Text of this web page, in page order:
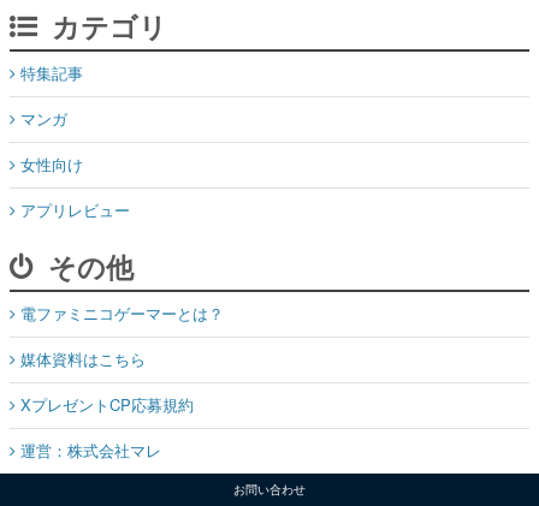
カテゴリ
特集記事
マンガ
女性向け
アプリレビュー
その他
電ファミニコゲーマーとは？
媒体資料はこちら
XプレゼントCP応募規約
運営：株式会社マレ
お問い合わせ